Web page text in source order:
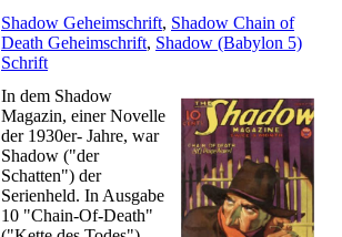
Shadow Geheimschrift, Shadow Chain of
Death Geheimschrift, Shadow (Babylon 5)
Schrift
In dem Shadow
Magazin, einer Novelle
der 1930er- Jahre, war
Shadow ("der
Schatten") der
Serienheld. In Ausgabe
10 "Chain-Of-Death"